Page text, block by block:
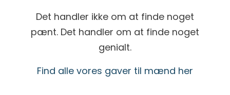
Det handler ikke om at finde noget
pænt. Det handler om at finde noget
genialt.
Find alle vores gaver til mænd her